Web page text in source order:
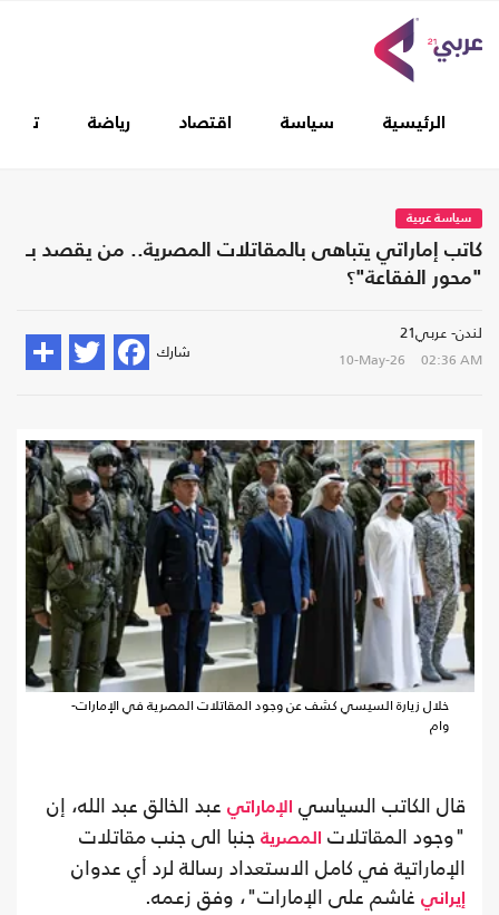
الرئيسية سياسة اقتصاد رياضة
سياسة عربية
كاتب إماراتي يتباهى بالمقاتلات المصرية.. من يقصد بـ
"محور الفقاعة"؟
لندن- عربي21
10-May-26 02:36 AM شارك
خلال زيارة السيسي كشف عن وجود المقاتلات المصرية في الإمارات-
وام
قال الكاتب السياسي الإماراتي عبد الخالق عبد الله، إن
"وجود المقاتلات المصرية جنبا الى جنب مقاتلات
الإماراتية في كامل الاستعداد رسالة لرد أي عدوان
إيراني غاشم على الإمارات"، وفق زعمه.